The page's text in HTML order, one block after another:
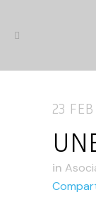
23 FEB
in